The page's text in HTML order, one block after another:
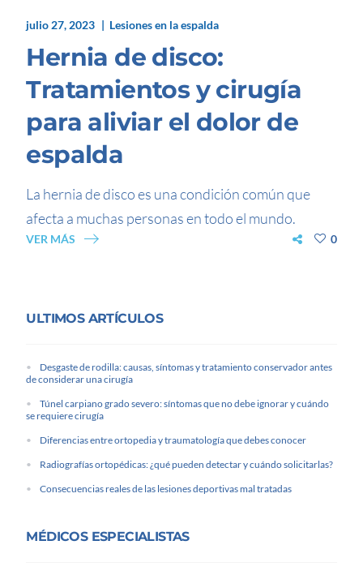
julio 27, 2023 Lesiones en la espalda
Hernia de disco:
Tratamientos y cirugía
para aliviar el dolor de
espalda
La hernia de disco es una condición común que
afecta a muchas personas en todo el mundo.
VER MÁS 0
ULTIMOS ARTÍCULOS
Desgaste de rodilla: causas, síntomas y tratamiento conservador antes
de considerar una cirugía
Túnel carpiano grado severo: síntomas que no debe ignorar y cuándo
se requiere cirugía
Diferencias entre ortopedia y traumatología que debes conocer
Radiografías ortopédicas: ¿qué pueden detectar y cuándo solicitarlas?
Consecuencias reales de las lesiones deportivas mal tratadas
MÉDICOS ESPECIALISTAS